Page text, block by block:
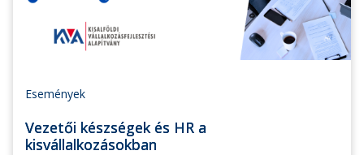
Események
Vezetői készségek és HR a
kisvállalkozásokban